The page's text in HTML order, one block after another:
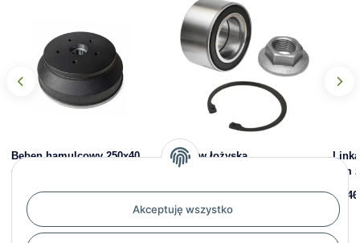
Akceptuję wszystko
Bęben hamulcowy 250x40
do KNOTT 5x112 z
39/72 x 37 mm
328,90 zł
Zestaw łożyska
kompaktowego 34/64 x 37
mm